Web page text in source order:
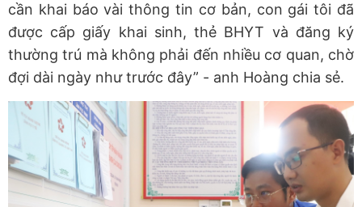
cần khai báo vài thông tin cơ bản, con gái tôi đã
được cấp giấy khai sinh, thẻ BHYT và đăng ký
thường trú mà không phải đến nhiều cơ quan, chờ
đợi dài ngày như trước đây” - anh Hoàng chia sẻ.